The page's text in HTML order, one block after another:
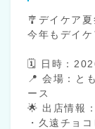
🎐デイケア
今年もデイケ
🗓 日時：
📍 会場：と
ース
🌟 出店情報：
・久遠チョ